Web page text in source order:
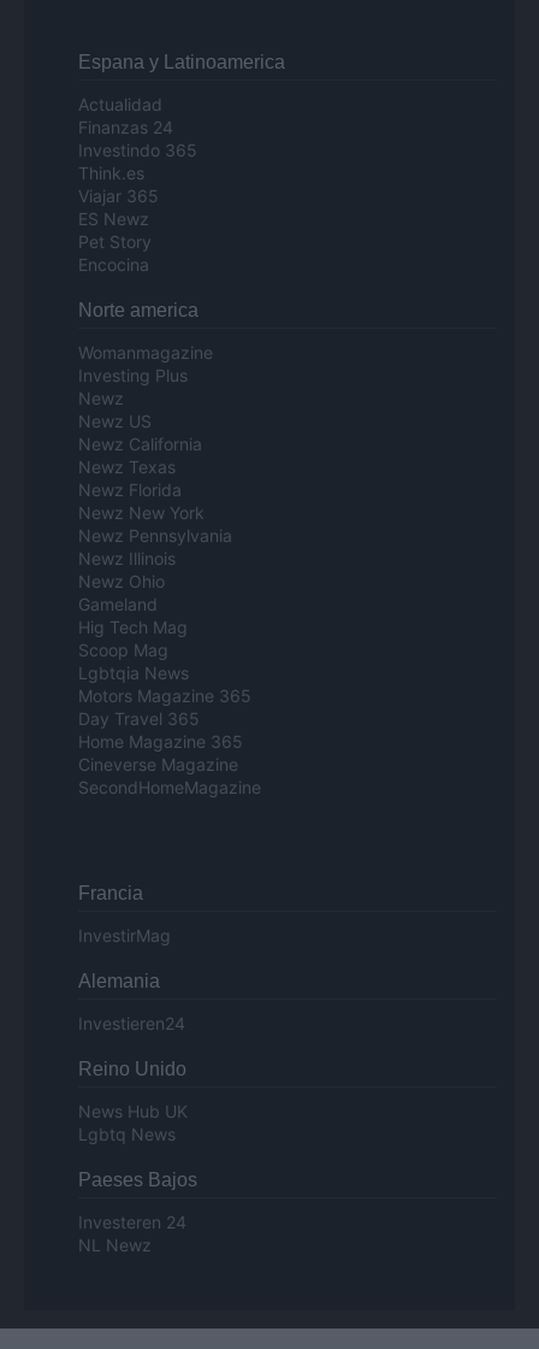
Espana y Latinoamerica
Actualidad
Finanzas 24
Investindo 365
Think.es
Viajar 365
ES Newz
Pet Story
Encocina
Norte america
Womanmagazine
Investing Plus
Newz
Newz US
Newz California
Newz Texas
Newz Florida
Newz New York
Newz Pennsylvania
Newz Illinois
Newz Ohio
Gameland
Hig Tech Mag
Scoop Mag
Lgbtqia News
Motors Magazine 365
Day Travel 365
Home Magazine 365
Cineverse Magazine
SecondHomeMagazine
Francia
InvestirMag
Alemania
Investieren24
Reino Unido
News Hub UK
Lgbtq News
Paeses Bajos
Investeren 24
NL Newz